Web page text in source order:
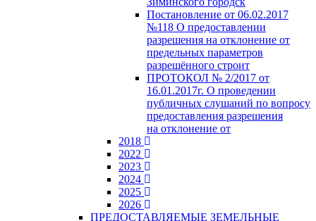
Постановление от 06.02.2017
№118 О предоставлении
разрешения на отклонение от
предельных параметров
разрешённого строит
ПРОТОКОЛ № 2/2017 от
16.01.2017г. О проведении
публичных слушаний по вопросу
предоставления разрешения
на отклонение от
2018
2022
2023
2024
2025
2026
ПРЕДОСТАВЛЯЕМЫЕ ЗЕМЕЛЬНЫЕ